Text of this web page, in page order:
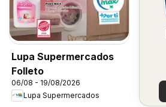
Lupa Supermercados
Folleto
06/08 - 19/08/2026
Lupa Supermercados